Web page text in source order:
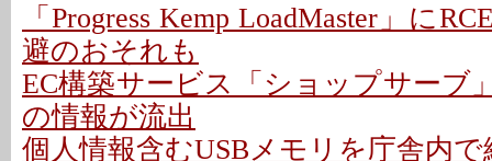
「Progress Kemp LoadMaster」に
避のおそれも
EC構築サービス「ショップサーブ
の情報が流出
個人情報含むUSBメモリを庁舎内で